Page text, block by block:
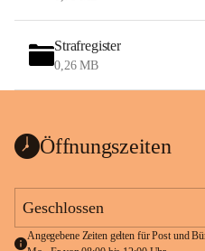
Strafregister
0,26 MB
Öffnungszeiten
Geschlossen
Angegebene Zeiten gelten für Post und